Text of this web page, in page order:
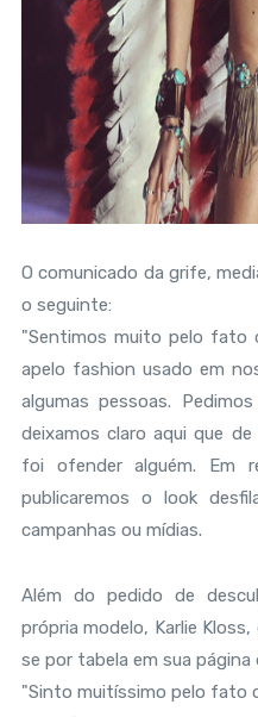
O comunicado da grife,
o seguinte:
"Sentimos muito pelo fato
apelo fashion usado em
algumas pessoas.
deixamos claro aqui que
foi ofender alguém. Em
publicaremos o look
campanhas ou mídias.
Além do pedido de
própria modelo, Karlie
se por tabela em sua
"Sinto muitíssimo pelo fato